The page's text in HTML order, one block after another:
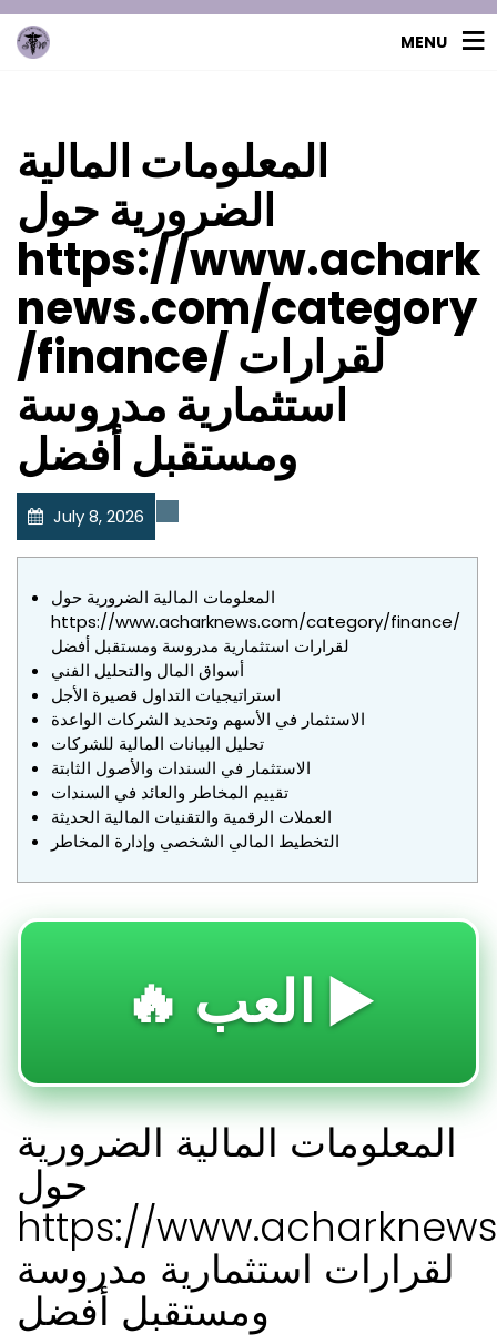
MENU
المعلومات المالية
الضرورية حول
https://www.achark
news.com/category
/finance/ لقرارات
استثمارية مدروسة
ومستقبل أفضل
July 8, 2026
المعلومات المالية الضرورية حول
https://www.acharknews.com/category/finance/
لقرارات استثمارية مدروسة ومستقبل أفضل
أسواق المال والتحليل الفني
استراتيجيات التداول قصيرة الأجل
الاستثمار في الأسهم وتحديد الشركات الواعدة
تحليل البيانات المالية للشركات
الاستثمار في السندات والأصول الثابتة
تقييم المخاطر والعائد في السندات
العملات الرقمية والتقنيات المالية الحديثة
التخطيط المالي الشخصي وإدارة المخاطر
🔥 العب ▶️
المعلومات المالية الضرورية
حول
https://
لقرارات استثمارية مدروسة
ومستقبل أفضل